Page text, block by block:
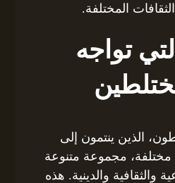
المختلفة.
تواجه
الذين ينتمون إلى
مختلفة، مجموعة متنوعة
والثقافية والدينية. هذه